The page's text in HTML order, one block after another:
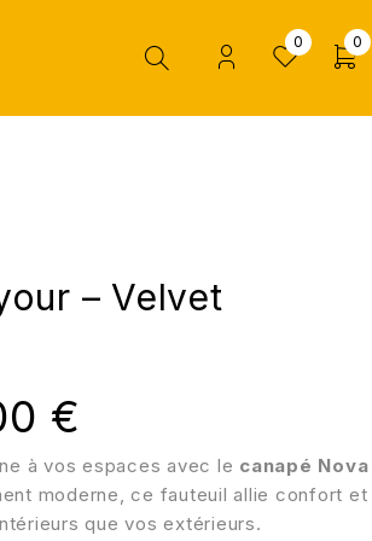
0 0
– Velvet
à vos espaces avec le canapé Nova
moderne, ce fauteuil allie confort et
que vos extérieurs.
€